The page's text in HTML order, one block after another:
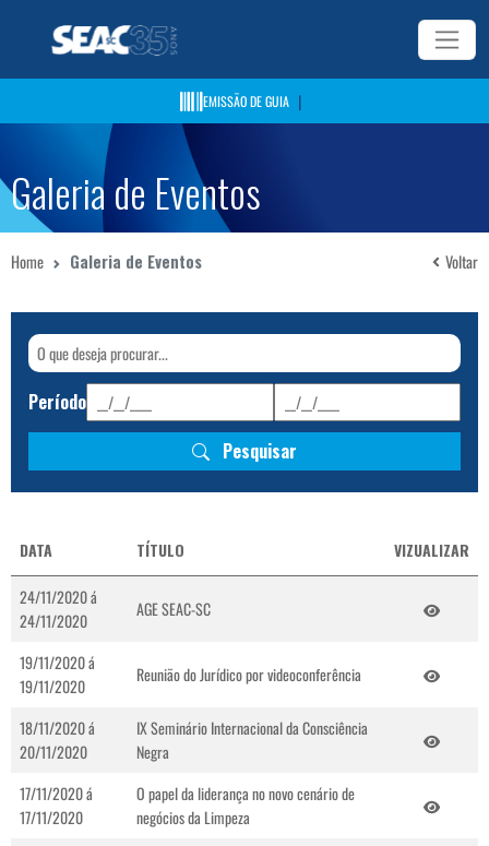
EMISSÃO DE GUIA |
Galeria de Eventos
Home Galeria de Eventos Voltar
Período
Pesquisar
DATA TÍTULO VIZUALIZAR
24/11/2020 á
24/11/2020
AGE SEAC-SC
19/11/2020 á
19/11/2020
Reunião do Jurídico por videoconferência
18/11/2020 á
20/11/2020
IX Seminário Internacional da Consciência
Negra
17/11/2020 á
17/11/2020
O papel da liderança no novo cenário de
negócios da Limpeza